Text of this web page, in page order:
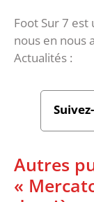
Foot Sur 7
nous en nous
Actualités :
Autres
«